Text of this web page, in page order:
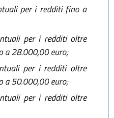
per i redditi fino a
per i redditi oltre
a 28.000,00 euro;
per i redditi oltre
a 50.000,00 euro;
per i redditi oltre